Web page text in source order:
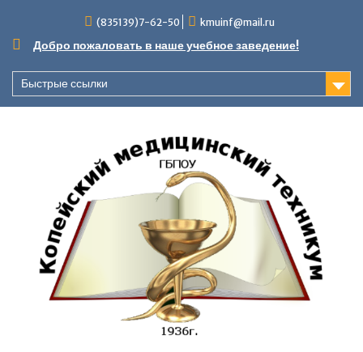
содержимому
(835139)7-62-50 kmuinf@mail.ru
Добро пожаловать в наше учебное заведение!
Быстрые ссылки